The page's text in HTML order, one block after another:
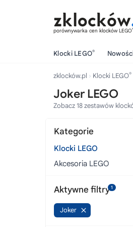
porównywarka cen klocków LEGO
Klocki LEGO®
zklocków.pl Klocki LEGO®
Joker LEGO
Zobacz 18 zestawów
Kategorie
Klocki LEGO
Akcesoria LEGO
Aktywne filtry1
Joker